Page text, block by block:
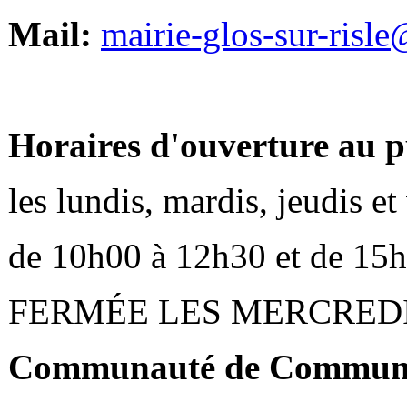
Mail: mairie-glos-sur-
Horaires d'ouverture au
les lundis, mardis, jeudis et
de 10h00 à 12h30 et de
FERMÉE LES
Communauté de